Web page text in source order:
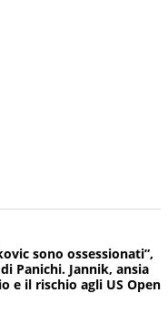
sono ossessionati”,
Panichi. Jannik, ansia
e il rischio agli US Open